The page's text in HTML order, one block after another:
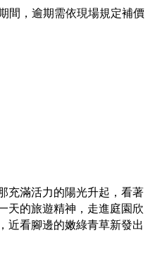
間，逾期需依現場規定補價
充滿活力的陽光升起，看著
天的旅遊精神，走進庭園欣
近看腳邊的嫩綠青草新發出